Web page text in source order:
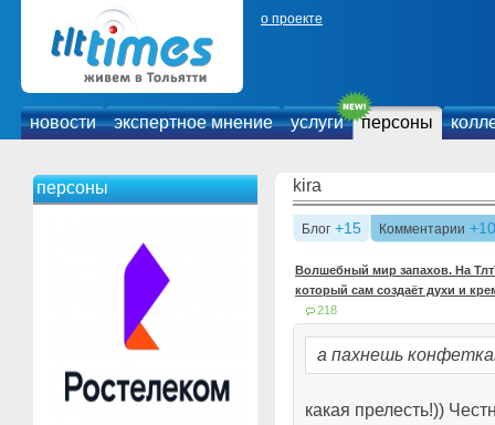
о проекте
новости экспертное мнение услуги персоны
персоны kira
Блог +15 Комментарии
Волшебный мир запахов. На
который сам создаёт духи и
218
а пахнешь
какая прелесть!))